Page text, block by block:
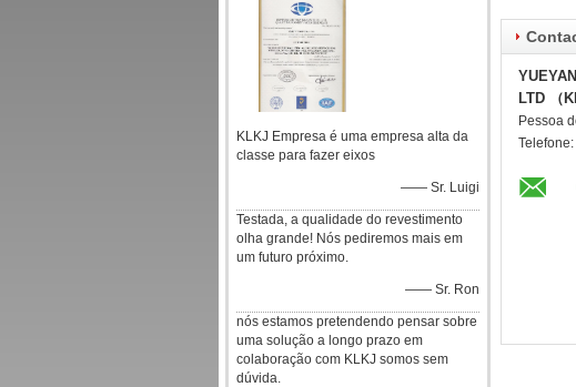
KLKJ Empresa é uma empresa alta da
classe para fazer eixos
—— Sr. Luigi
Testada, a qualidade do revestimento
olha grande! Nós pediremos mais em
um futuro próximo.
—— Sr. Ron
nós estamos pretendendo pensar sobre
uma solução a longo prazo em
colaboração com KLKJ somos sem
dúvida.
LTD （
Pessoa
Telefone: